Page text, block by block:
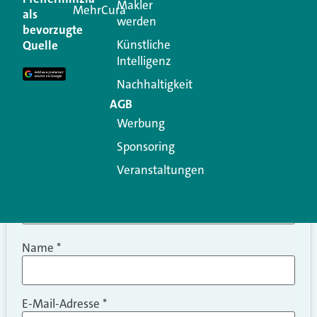
Ihre E-Mail-Adresse wird nicht veröffentlicht.
Erforderliche Felder sind mit
Kommentar
Name *
E-Mail-Adresse *
als
bevorzugte
Quelle
MehrCuraMakler
werden
Künstliche
Intelligenz
Nachhaltigkeit
AGB
Werbung
Sponsoring
Veranstaltungen